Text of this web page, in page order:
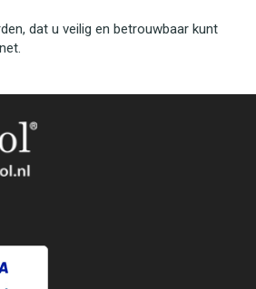
dat u veilig en betrouwbaar kunt